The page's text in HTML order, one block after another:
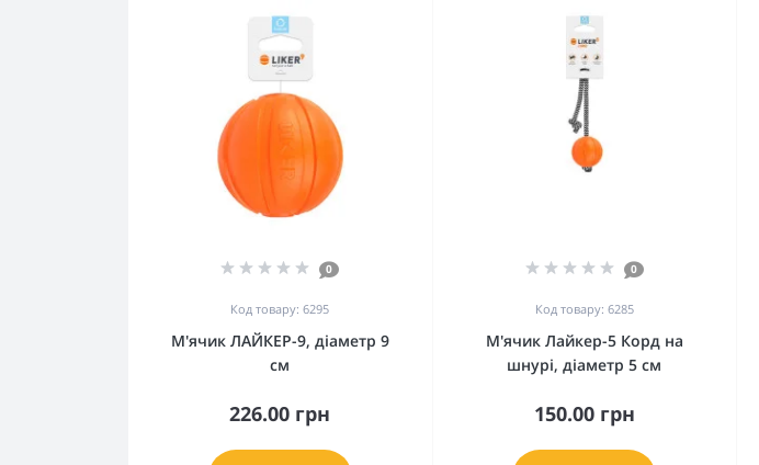
0
Код товару: 6295
М'ячик ЛАЙКЕР-9, діаметр 9
см
226.00 грн
0
Код товару: 6285
М'ячик Лайкер-5 Корд на
шнурі, діаметр 5 см
150.00 грн